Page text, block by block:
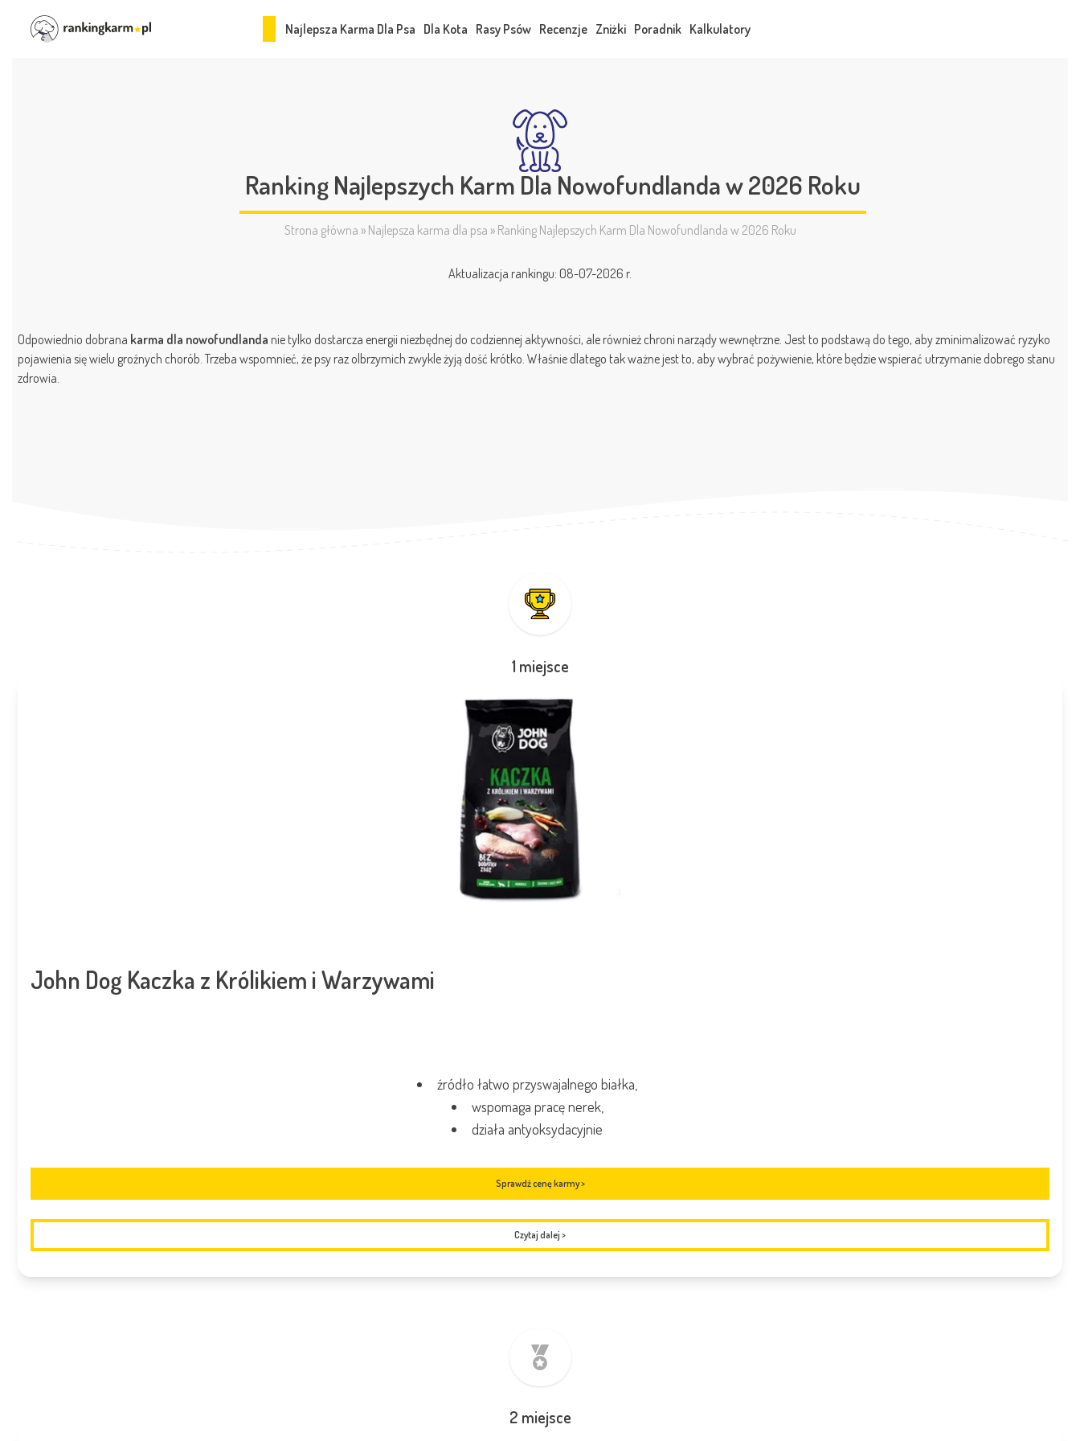
Najlepsza Karma Dla Psa Dla Kota Rasy Psów Recenzje Zniżki Poradnik Kalkulatory
Ranking Najlepszych Karm Dla Nowofundlanda w 2026 Roku
Strona główna » Najlepsza karma dla psa » Ranking Najlepszych Karm Dla Nowofundlanda w 2026 Roku
Aktualizacja rankingu: 08-07-2026 r.
Odpowiednio dobrana karma dla nowofundlanda nie tylko dostarcza energii niezbędnej do codziennej aktywności, ale również chroni narządy wewnętrzne. Jest to podstawą do tego, aby zminimalizować ryzyko
pojawienia się wielu groźnych chorób. Trzeba wspomnieć, że psy raz olbrzymich zwykle żyją dość krótko. Właśnie dlatego tak ważne jest to, aby wybrać pożywienie, które będzie wspierać utrzymanie dobrego stanu
zdrowia.
1 miejsce
John Dog Kaczka z Królikiem i Warzywami
źródło łatwo przyswajalnego białka,
wspomaga pracę nerek,
działa antyoksydacyjnie
Sprawdź cenę karmy >
Czytaj dalej >
2 miejsce